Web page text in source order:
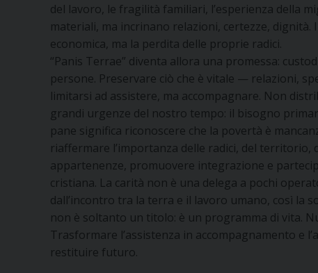
del lavoro, le fragilità familiari, l’esperienza della
materiali, ma incrinano relazioni, certezze,
economica, ma la perdita delle proprie radici.
“Panis Terrae” diventa allora una promessa:
persone. Preservare ciò che è vitale — relazioni,
limitarsi ad assistere, ma accompagnare. Non
grandi urgenze del nostro tempo: il bisogno
pane significa riconoscere che la povertà è
riaffermare l’importanza delle radici, del
appartenenze, promuovere integrazione e
cristiana. La carità non è una delega a pochi
dall’incontro tra la terra e il lavoro umano, così la
non è soltanto un titolo: è un programma di vita.
Trasformare l’assistenza in accompagnamento e
restituire futuro.